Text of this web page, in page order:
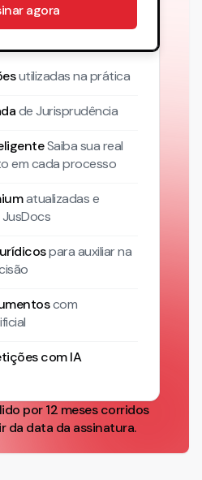
agora
utilizadas na prática
de Jurisprudência
Saiba sua real
em cada processo
atualizadase
para auxiliar na
com
com IA
por 12 meses corridos
da data da assinatura.